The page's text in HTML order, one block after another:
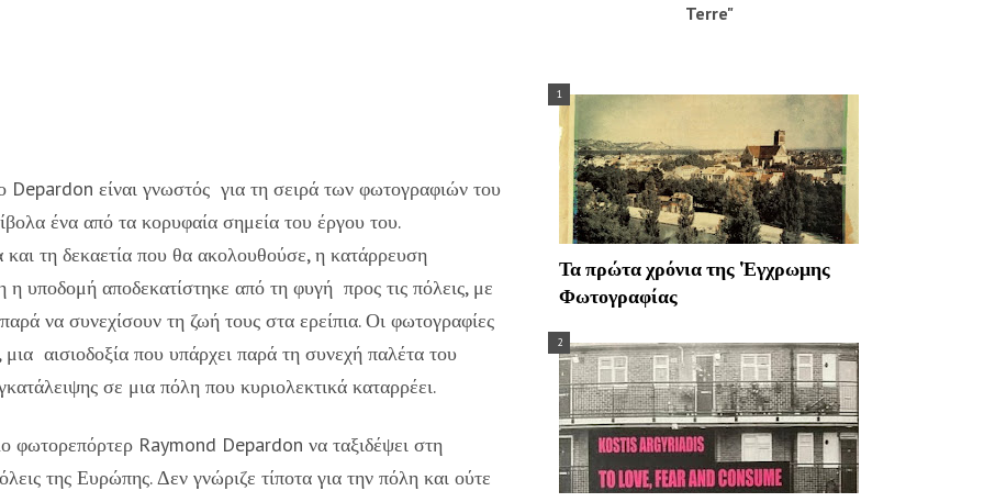
είναι γνωστός για τη σειρά των φωτογραφιών του
ένα από τα κορυφαία σημεία του έργου του.
τη δεκαετία που θα ακολουθούσε, η κατάρρευση
υποδομή αποδεκατίστηκε από τη φυγή προς τις πόλεις, με
να συνεχίσουν τη ζωή τους στα ερείπια. Οι φωτογραφίες
αισιοδοξία που υπάρχει παρά τη συνεχή παλέτα του
σε μια πόλη που κυριολεκτικά καταρρέει.
Raymond Depardon να ταξιδέψει στη
της Ευρώπης. Δεν γνώριζε τίποτα για την πόλη και ούτε
Terre"
Τα πρώτα χρόνια της 'Εγχρωμης
Φωτογραφίας